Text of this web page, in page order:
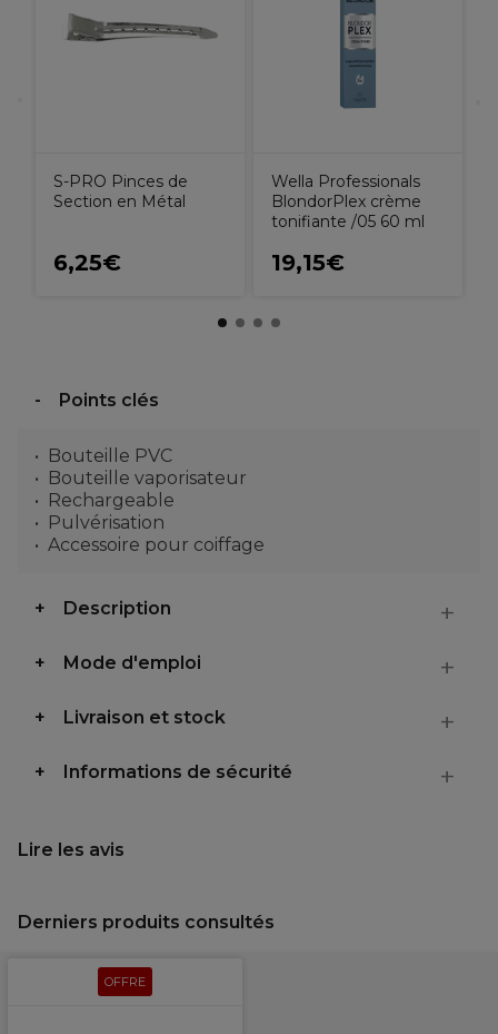
S-PRO Pinces de
Section en Métal
6,25€
Wella Professionals
BlondorPlex crème
tonifiante /05 60 ml
19,15€
Points clés
Bouteille PVC
Bouteille vaporisateur
Rechargeable
Pulvérisation
Accessoire pour coiffage
Description
Mode d'emploi
Livraison et stock
Informations de sécurité
Lire les avis
Derniers produits consultés
OFFRE